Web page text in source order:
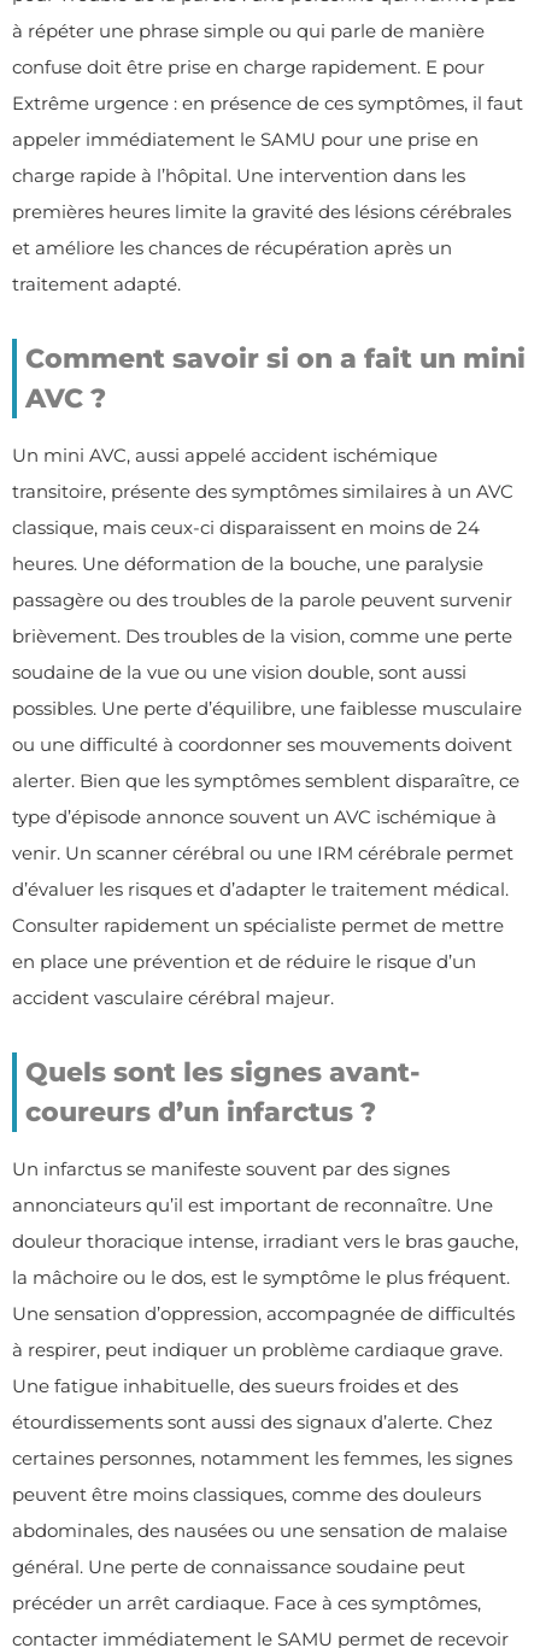
à répéter une phrase simple ou qui parle de manière
confuse doit être prise en charge rapidement. E pour
Extrême urgence : en présence de ces symptômes, il faut
appeler immédiatement le SAMU pour une prise en
charge rapide à l’hôpital. Une intervention dans les
premières heures limite la gravité des lésions cérébrales
et améliore les chances de récupération après un
traitement adapté.
Comment savoir si on a fait un mini
AVC ?
Un mini AVC, aussi appelé accident ischémique
transitoire, présente des symptômes similaires à un AVC
classique, mais ceux-ci disparaissent en moins de 24
heures. Une déformation de la bouche, une paralysie
passagère ou des troubles de la parole peuvent survenir
brièvement. Des troubles de la vision, comme une perte
soudaine de la vue ou une vision double, sont aussi
possibles. Une perte d’équilibre, une faiblesse musculaire
ou une difficulté à coordonner ses mouvements doivent
alerter. Bien que les symptômes semblent disparaître, ce
type d’épisode annonce souvent un AVC ischémique à
venir. Un scanner cérébral ou une IRM cérébrale permet
d’évaluer les risques et d’adapter le traitement médical.
Consulter rapidement un spécialiste permet de mettre
en place une prévention et de réduire le risque d’un
accident vasculaire cérébral majeur.
Quels sont les signes avant-
coureurs d’un infarctus ?
Un infarctus se manifeste souvent par des signes
annonciateurs qu’il est important de reconnaître. Une
douleur thoracique intense, irradiant vers le bras gauche,
la mâchoire ou le dos, est le symptôme le plus fréquent.
Une sensation d’oppression, accompagnée de difficultés
à respirer, peut indiquer un problème cardiaque grave.
Une fatigue inhabituelle, des sueurs froides et des
étourdissements sont aussi des signaux d’alerte. Chez
certaines personnes, notamment les femmes, les signes
peuvent être moins classiques, comme des douleurs
abdominales, des nausées ou une sensation de malaise
général. Une perte de connaissance soudaine peut
précéder un arrêt cardiaque. Face à ces symptômes,
contacter immédiatement le SAMU permet de recevoir